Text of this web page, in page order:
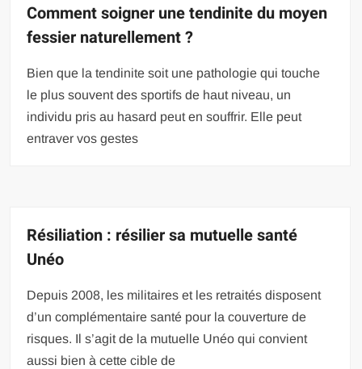
Comment soigner une tendinite du moyen
fessier naturellement ?
Bien que la tendinite soit une pathologie qui touche
le plus souvent des sportifs de haut niveau, un
individu pris au hasard peut en souffrir. Elle peut
entraver vos gestes
Résiliation : résilier sa mutuelle santé
Unéo
Depuis 2008, les militaires et les retraités disposent
d’un complémentaire santé pour la couverture de
risques. Il s’agit de la mutuelle Unéo qui convient
aussi bien à cette cible de